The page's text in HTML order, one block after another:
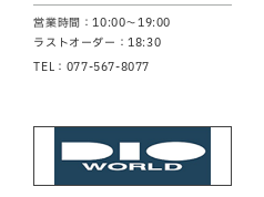
営業時間：10:00～19:00
ラストオーダー：18:30
TEL：077-567-8077